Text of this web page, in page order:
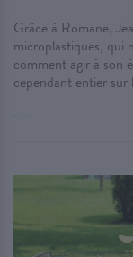
Grâce à Romane,
microplastiques, qui
comment agir à son
cependant entier
. . .